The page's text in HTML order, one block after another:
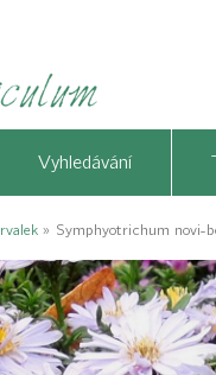
Vyhledávání
» Symphyotrichum novi-